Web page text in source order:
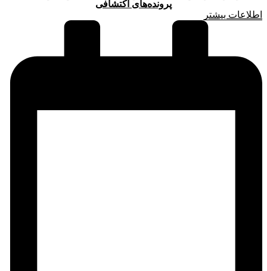
پرونده‌های اکتشافی
اطلاعات بیشتر